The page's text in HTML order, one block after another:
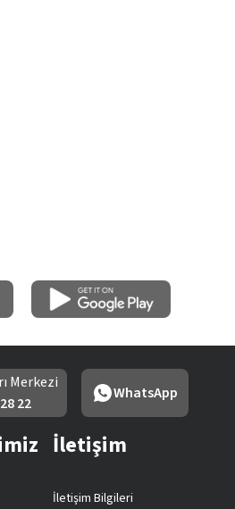
Merkezi
22
WhatsApp
İletişim
İletişim Bilgileri